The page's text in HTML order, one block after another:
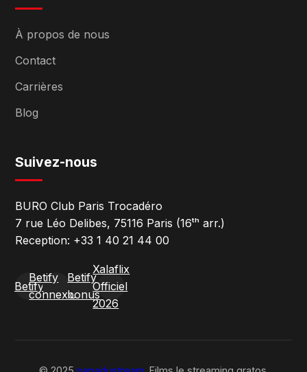
À propos de nous
Contact
Carrières
Blog
Suivez-nous
BURO Club Paris Trocadéro
7 rue Léo Delibes, 75116 Paris (16ᵗʰ arr.)
Reception: +33 1 40 21 44 00
Betify
Betify
connexion
Betify
bonus
Xalaflix
Officiel
2026